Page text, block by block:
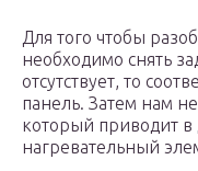
Для того чтобы
необходимо снять
отсутствует, то
панель. Затем нам
который приводит в
нагревательный